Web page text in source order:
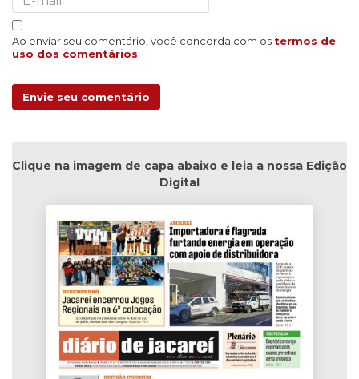
Ao enviar seu comentário, você concorda com os termos de
uso dos comentários
Envie seu comentário
Clique na imagem de capa abaixo e leia a nossa Edição
Digital